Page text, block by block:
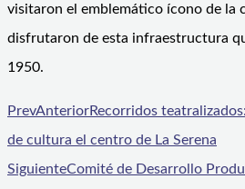
visitaron el emblemático ícono de la
disfrutaron de esta infraestructura
1950.
PrevAnteriorRecorridos
de cultura el centro de La Serena
SiguienteComité de Desarrollo